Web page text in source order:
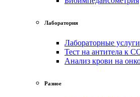
Лаборатория
Лабораторные услуги
Тест на антитела к
Анализ крови на
Разное